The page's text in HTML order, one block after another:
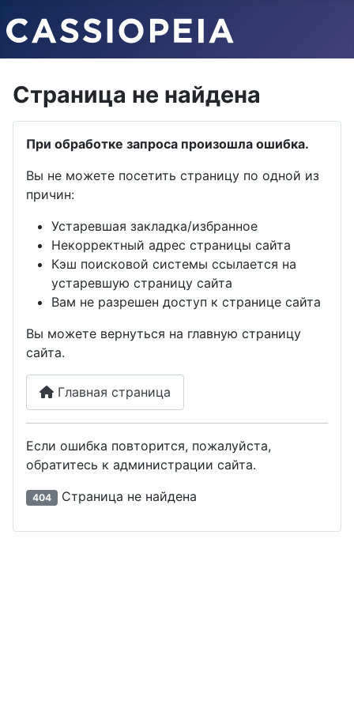
Страница не найдена
При обработке запроса произошла ошибка.
Вы не можете посетить страницу по одной из
причин:
Устаревшая закладка/избранное
Некорректный адрес страницы сайта
Кэш поисковой системы ссылается на
устаревшую страницу сайта
Вам не разрешен доступ к странице сайта
Вы можете вернуться на главную страницу
сайта.
Главная страница
Если ошибка повторится, пожалуйста,
обратитесь к администрации сайта.
404 Страница не найдена